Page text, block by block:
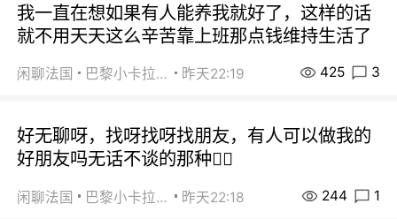
我一直在想如果有人能养我就好了，这样的话
就不用天天这么辛苦靠上班那点钱维持生活了
闲聊法国 巴黎小卡拉咪 昨天22:19 425 3
好无聊呀，找呀找呀找朋友，有人可以做我的
好朋友吗无话不谈的那种😮‍💨
闲聊法国 巴黎小卡拉咪 昨天22:18 244 1